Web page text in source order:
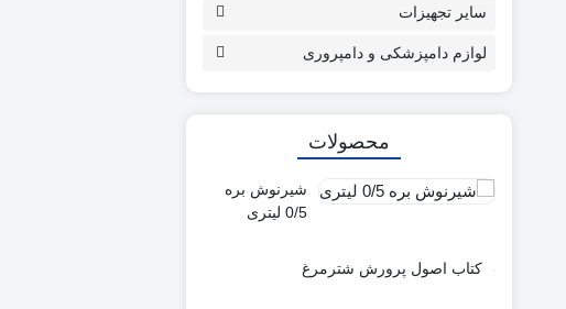
سایر تجهیزات
لوازم دامپزشکی و دامپروری
محصولات
شیرنوش بره
0/5 لیتری
کتاب اصول پرورش شترمرغ